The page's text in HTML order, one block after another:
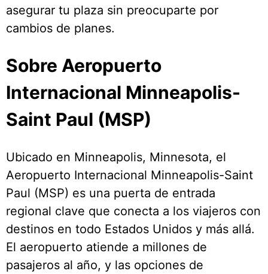
asegurar tu plaza sin preocuparte por
cambios de planes.
Sobre Aeropuerto
Internacional Minneapolis-
Saint Paul (MSP)
Ubicado en Minneapolis, Minnesota, el
Aeropuerto Internacional Minneapolis-Saint
Paul (MSP) es una puerta de entrada
regional clave que conecta a los viajeros con
destinos en todo Estados Unidos y más allá.
El aeropuerto atiende a millones de
pasajeros al año, y las opciones de